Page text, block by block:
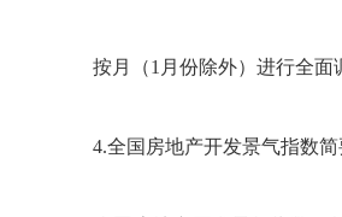
按月（1 月份除外）进行全面
4.全国房地产开发景气指数简